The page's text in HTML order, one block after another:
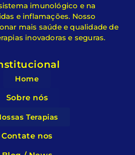
imunológico e na
e inflamações. Nosso
mais saúde e qualidade de
inovadoras e seguras.
Home
Sobre nós
Terapias
Contate nos